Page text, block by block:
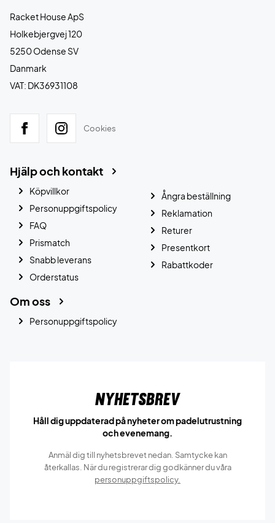
Racket House ApS
Holkebjergvej 120
5250 Odense SV
Danmark
VAT: DK36931108
Cookies
Hjälp och kontakt
Köpvillkor
Personuppgiftspolicy
FAQ
Prismatch
Snabb leverans
Orderstatus
Ångra beställning
Reklamation
Returer
Presentkort
Rabattkoder
Om oss
Personuppgiftspolicy
Nyhetsbrev
Håll dig uppdaterad på nyheter om padelutrustning
och evenemang.
Anmäl dig till nyhetsbrevet nedan. Samtycke kan
återkallas. När du registrerar dig godkänner du våra
personuppgiftspolicy.